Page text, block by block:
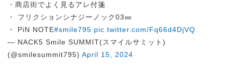
・商店街でよく見るアレ付箋
・ フリクションシナジーノック03㎜
・ PiN NOTE#smile795 pic.twitter.com/Fq66d4DjVQ
— NACK5 Smile SUMMIT(スマイルサミット)
(@smilesummit795) April 15, 2024